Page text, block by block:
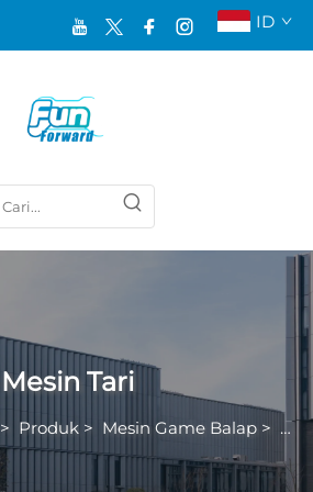
ID
Mesin Tari
> Produk > Mesin Game Balap >